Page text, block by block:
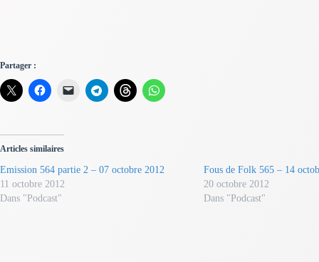
Partager :
Articles similaires
Emission 564 partie 2 – 07 octobre 2012
11 octobre 2012
Dans "Podcast"
Fous de Folk 565 – 14
20 octobre 2012
Dans "Podcast"